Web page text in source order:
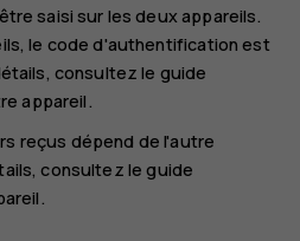
saisi sur les deux appareils.
le code d'authentification est
consultez le guide
appareil.
reçus dépend de l'autre
consultez le guide